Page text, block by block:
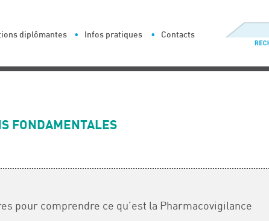
diplômantes Infos pratiques Contacts
FONDAMENTALES
pour comprendre ce qu’est la Pharmacovigilance